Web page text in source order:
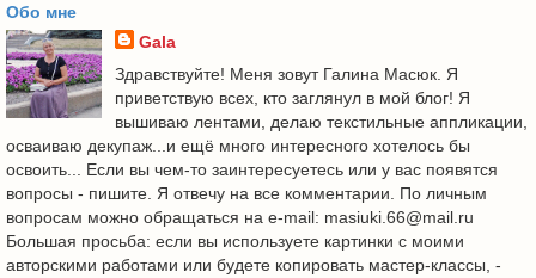
Обо мне
Gala
Здравствуйте! Меня зовут Галина Масюк. Я
приветствую всех, кто заглянул в мой блог! Я
вышиваю лентами, делаю текстильные аппликации,
осваиваю декупаж...и ещё много интересного хотелось бы
освоить... Если вы чем-то заинтересуетесь или у вас появятся
вопросы - пишите. Я отвечу на все комментарии. По личным
вопросам можно обращаться на e-mail: masiuki.66@mail.ru
Большая просьба: если вы используете картинки с моими
авторскими работами или будете копировать мастер-классы, -